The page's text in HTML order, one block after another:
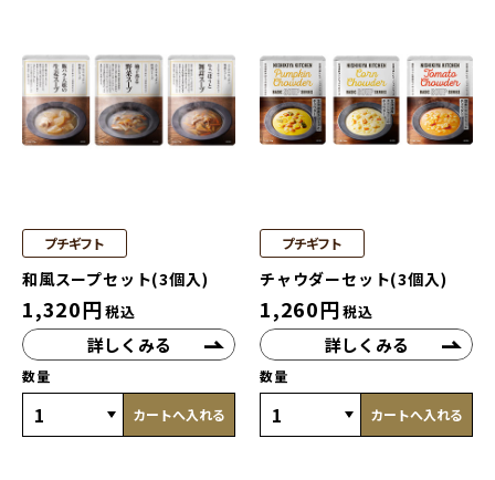
プチギフト
和風スープセット(3個入)
1,320円税込
詳しくみる
数量
カートへ入れる
プチギフト
チャウダーセット(3個入)
1,260円税込
詳しくみる
数量
カートへ入れる